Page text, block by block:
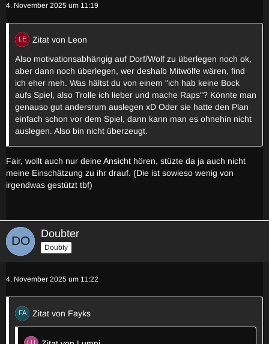
4. November 2025 um 11:19
Zitat von Leon
Also motivationsabhängig auf Dorf/Wolf zu überlegen noch ok,
aber dann noch überlegen, wer deshalb Mitwölfe wären, find
ich eher meh. Was hältst du von einem "ich hab keine Bock
aufs Spiel, also Trolle ich lieber und mache Raps"? Könnte man
genauso gut andersrum auslegen xD Oder sie hatte den Plan
einfach schon vor dem Spiel, dann kann man es ohnehin nicht
auslegen. Also bin nicht überzeugt.
Fair, wollt auch nur deine Ansicht hören, stüzte da ja auch nicht
meine Einschätzung zu ihr drauf. (Die ist sowieso wenig von
irgendwas gestützt tbf)
Doubter
Doubty
4. November 2025 um 11:22
Zitat von Fayks